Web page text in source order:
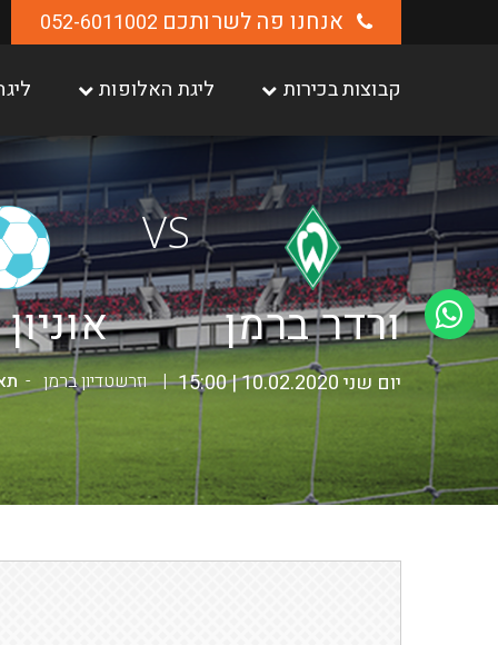
אנחנו פה לשרותכם 052-6011002
קבוצות בכירות ליגת האלופות
ורדר ברמן
VS
יום שני 10.02.2020 | 15:00 וזרשטדיון ברמן